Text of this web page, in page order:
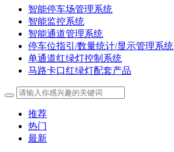
智能停车场管理系统
智能监控系统
智能通道管理系统
停车位指引/数量统计/显示管理系统
单通道红绿灯控制系统
马路卡口红绿灯配套产品
推荐
热门
最新